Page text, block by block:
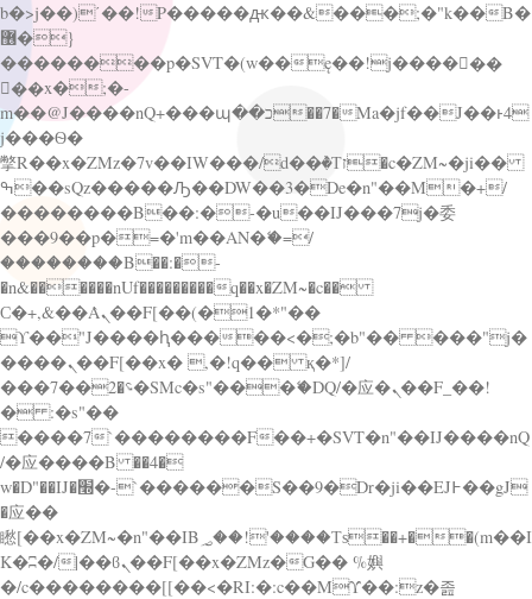
b�>j��)΄��!P�����ԫ��&���;�"k��B�
޶�}
��������p�SVT�(w��ę��!j������
��x�;�-
m��@J����nQ+���պ��כ��7�Ma�jf��J��ͱ4
j���Ѳ�
撆R��x�ZMz�7v��IW���/d��ٞ�Тז�c�ZM~�ji��
ߒ��sQz�����Ԡ��DW��3�De�n"��M�+/
��������B��:�-�u��IJ���7j�委
���9��p�=�'m��AN�ޭ�=/
��������B��:�-
�n&������nUf���������q��x�ZM~�c��
Ϲ�+,&��Ὰܢ��F[��(�1�*"��
ϒ��"J����ԧ�����<�;�b"�� ���"j�
����ܢ��F[��x� ,�!q�� қ�*]/
���؝�2��7�SMc�s"���ޭ�DQ/�应�ܢ��F_��!
� :�s"��
����7`��������F��+�SVT�n"��IJ����nQ
/�应����B ��4�
w�D"��IJ�׭�-`������S��9�Dr�ji��EJ߅��gJ
�应��
矁[��x�ZM~�n"��IB؃��!'����Тѕ��+��(m��I
K�ʭ�/|��ϐܢ��F[��x�ZMz�G�� %嬩
�/c��������[[��<�RI:�:c��MΎ��:z�졾